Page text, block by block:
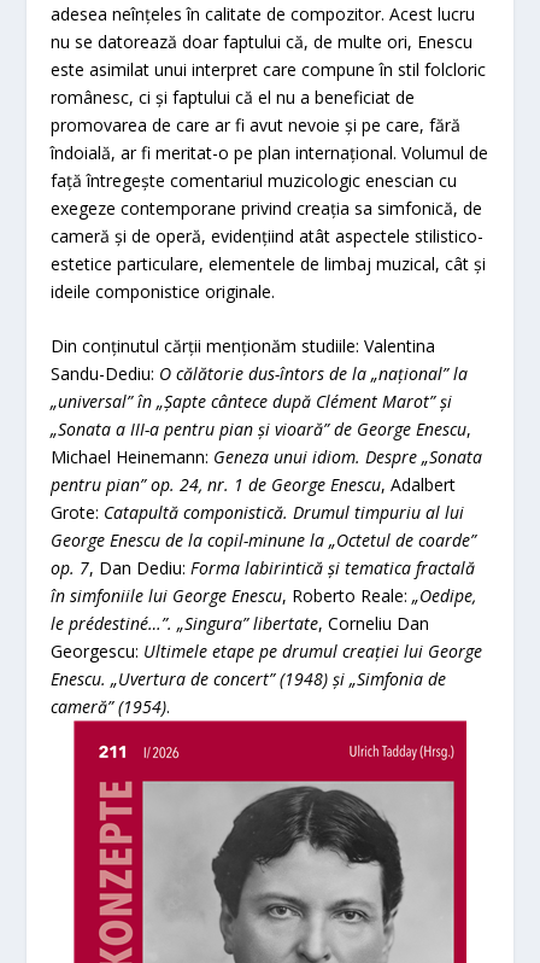
adesea neînțeles în calitate de compozitor. Acest lucru
nu se datorează doar faptului că, de multe ori, Enescu
este asimilat unui interpret care compune în stil folcloric
românesc, ci și faptului că el nu a beneficiat de
promovarea de care ar fi avut nevoie și pe care, fără
îndoială, ar fi meritat-o pe plan internațional. Volumul de
față întregește comentariul muzicologic enescian cu
exegeze contemporane privind creația sa simfonică, de
cameră și de operă, evidențiind atât aspectele stilistico-
estetice particulare, elementele de limbaj muzical, cât și
ideile componistice originale.
Din conţinutul cărţii menţionăm studiile: Valentina
Sandu-Dediu: O călătorie dus-întors de la „național” la
„universal” în „Șapte cântece după Clément Marot” și
„Sonata a III-a pentru pian și vioară” de George Enescu,
Michael Heinemann: Geneza unui idiom. Despre „Sonata
pentru pian” op. 24, nr. 1 de George Enescu, Adalbert
Grote: Catapultă componistică. Drumul timpuriu al lui
George Enescu de la copil-minune la „Octetul de coarde”
op. 7, Dan Dediu:Forma labirintică și tematica fractală
în simfoniile lui George Enescu, Roberto Reale:„Oedipe,
le prédestiné…”. „Singura” libertate, Corneliu Dan
Georgescu: Ultimele etape pe drumul creației lui George
Enescu. „Uvertura de concert” (1948) și „Simfonia de
cameră” (1954).